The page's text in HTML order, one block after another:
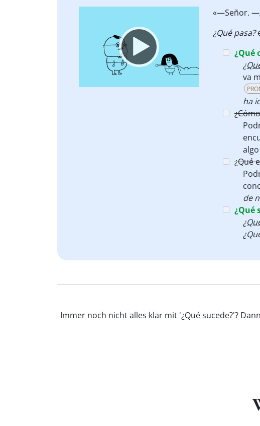
«—Señor. —
¿Qué pasa?
¿Qué
va
ha
¿Qué
de
¿Qué
Immer noch nicht alles klar mit '¿Qué sucede?'?